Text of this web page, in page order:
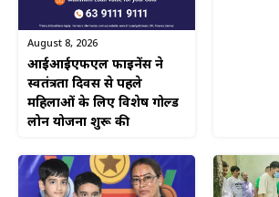
August 8, 2026
आईआईएफएल फाइनेंस ने
स्वतंत्रता दिवस से पहले
महिलाओं के लिए विशेष गोल्ड
लोन योजना शुरू की